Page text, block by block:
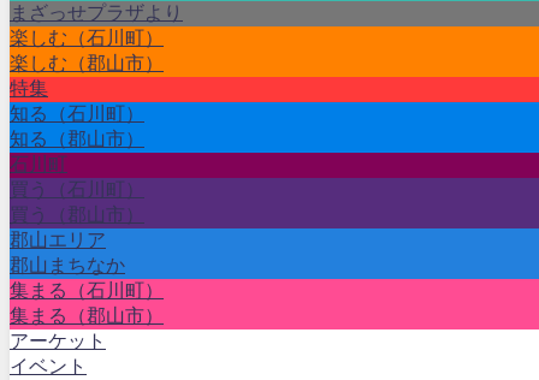
まざっせプラザより
楽しむ（石川町）
楽しむ（郡山市）
特集
知る（石川町）
知る（郡山市）
石川町
買う（石川町）
買う（郡山市）
郡山エリア
郡山まちなか
集まる（石川町）
集まる（郡山市）
アーケット
イベント